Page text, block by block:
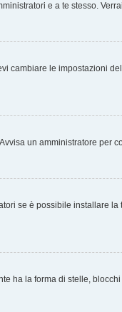
e a te stesso.
cambiare le impostazioni
un amministratore per
se è possibile installare
ha la forma di stelle,